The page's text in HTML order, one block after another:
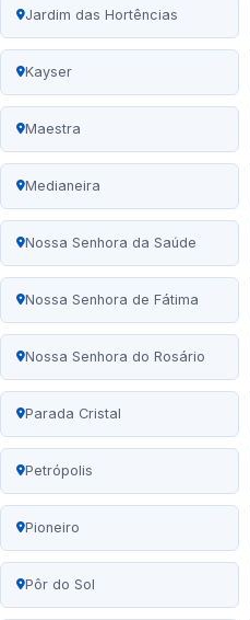
Jardim das Hortências
Kayser
Maestra
Medianeira
Nossa Senhora da Saúde
Nossa Senhora de Fátima
Nossa Senhora do Rosário
Parada Cristal
Petrópolis
Pioneiro
Pôr do Sol